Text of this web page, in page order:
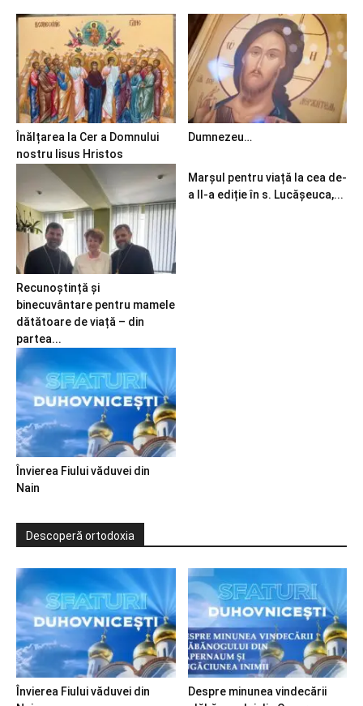
Înălțarea la Cer a Domnului
nostru Iisus Hristos
Dumnezeu…
Recunoștință și
binecuvântare pentru mamele
dătătoare de viață – din
partea...
Marșul pentru viață la cea de-
a II-a ediție în s. Lucășeuca,...
Învierea Fiului văduvei din
Nain
Descoperă ortodoxia
Învierea Fiului văduvei din
Despre minunea vindecării